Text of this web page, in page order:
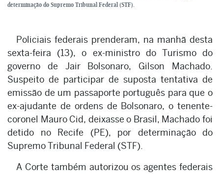
determinação do Supremo Tribunal Federal (STF).
Policiais federais prenderam, na manhã desta
sexta-feira (13), o ex-ministro do Turismo do
governo de Jair Bolsonaro, Gilson Machado.
Suspeito de participar de suposta tentativa de
emissão de um passaporte português para que o
ex-ajudante de ordens de Bolsonaro, o tenente-
coronel Mauro Cid, deixasse o Brasil, Machado foi
detido no Recife (PE), por determinação do
Supremo Tribunal Federal (STF).
A Corte também autorizou os agentes federais